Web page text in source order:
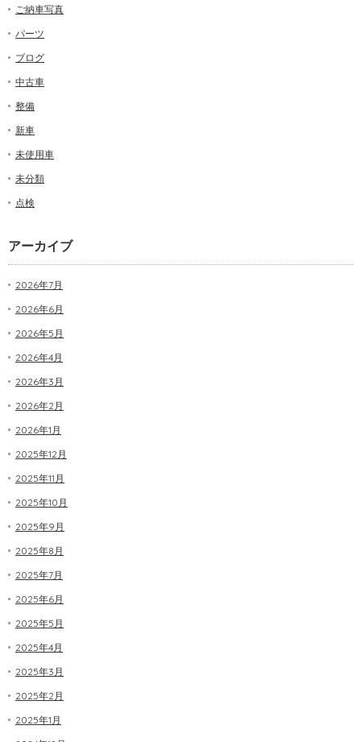
ご納車写真
パーツ
ブログ
中古車
整備
新車
未使用車
未分類
点検
アーカイブ
2026年7月
2026年6月
2026年5月
2026年4月
2026年3月
2026年2月
2026年1月
2025年12月
2025年11月
2025年10月
2025年9月
2025年8月
2025年7月
2025年6月
2025年5月
2025年4月
2025年3月
2025年2月
2025年1月